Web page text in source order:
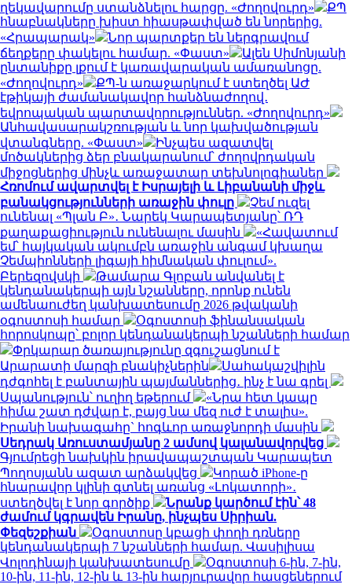
ղեկավարումը ստանձնելու հարցը. «Ժողովուրդ»
ՔՊ
հնաբնակները խիստ հիասթափված են նորերից.
«Հրապարակ»
Նոր պարտքեր են ներգրավում
ճեղքերը փակելու համար. «Փաստ»
Ալեն Սիմոնյանի
ընտանիքը լքում է կառավարական ամառանոցը.
«Ժողովուրդ»
ՔՊ-ն առաջարկում է ստեղծել ԱԺ
էթիկայի ժամանակավոր հանձնաժողով․
եվրոպական պարտավորություններ. «Ժողովուրդ»
Անհավասարակշռության և նոր կախվածության
վտանգները. «Փաստ»
Ինչպես ազատվել
մոծակներից ձեր բնակարանում՝ ժողովրդական
միջոցներից մինչև առաջատար տեխնոլոգիաներ
Հռոմում ավարտվել է Իսրայելի և Լիբանանի միջև
բանակցությունների առաջին փուլը
Չեմ ուզել
ունենալ «Պլան Բ»․ Նարեկ Կարապետյանը՝ ՌԴ
քաղաքացիություն ունենալու մասին
«Հավատում
եմ՝ հայկական ակումբն առաջին անգամ կխաղա
Չեմպիոնների լիգայի հիմնական փուլում».
Բերեզովսկի
Թամարա Գլոբան անվանել է
կենդանակերպի այն նշանները, որոնք ունեն
ամենաուժեղ կանխատեսումը 2026 թվականի
օգոստոսի համար
Օգոստոսի ֆինանսական
հորոսկոպը՝ բոլոր կենդանակերպի նշանների համար
Փրկարար ծառայությունը զգուշացնում է
Արարատի մարզի բնակիչներին
Սահակաշվիլին
դժգոհել է բանտային պայմաններից․ ինչ է նա գրել
Սպանություն՝ ուղիղ եթերում
«Նրա հետ կապը
հիմա շատ դժվար է, բայց նա մեզ ուժ է տալիս».
Իրանի նախագահը` հոգևոր առաջնորդի մասին
Սեդրակ Առուստամյանը 2 ամսով կալանավորվեց
Գյումրեցի նախկին իրավապաշտպան Կարապետ
Պողոսյանն ազատ արձակվեց
Կորած iPhone-ը
հնարավոր կլինի գտնել առանց «Լոկատորի»․
ստեղծվել է նոր գործիք
Նրանք կարծում էին՝ 48
ժամում կգրավեն Իրանը, ինչպես Սիրիան.
Փեզեշքիան
Օգոստոսը կբացի փողի դռները
կենդանակերպի 7 նշանների համար. Վասիլիսա
Վոլոդինայի կանխատեսումը
Օգոստոսի 6-ին, 7-ին,
10-ին, 11-ին, 12-ին և 13-ին հարյուրավոր հասցեներում